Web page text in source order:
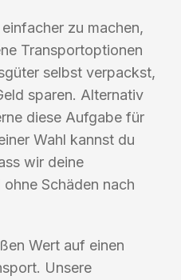
zu machen,
Transportoptionen
selbst verpackst,
sparen. Alternativ
diese Aufgabe für
Wahl kannst du
wir deine
Schäden nach
Wert auf einen
Unsere